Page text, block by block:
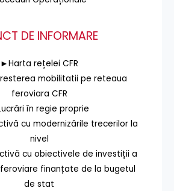
DE INFORMARE
►Harta rețelei CFR
mobilitatii pe reteaua
feroviara CFR
în regie proprie
cu modernizările trecerilor la
nivel
cu obiectivele de investiții a
finanțate de la bugetul
de stat